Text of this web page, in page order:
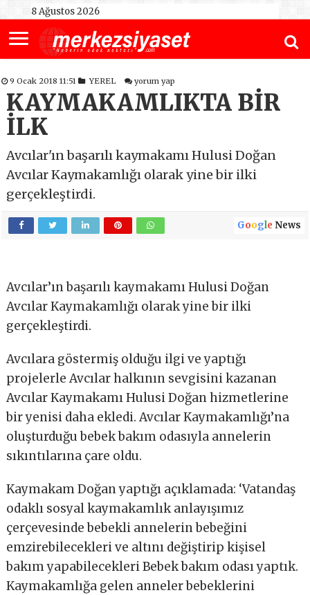
8 Ağustos 2026
9 Ocak 2018 11:51 YEREL yorum yap
KAYMAKAMLIKTA BİR
İLK
Avcılar'ın başarılı kaymakamı Hulusi Doğan
Avcılar Kaymakamlığı olarak yine bir ilki
gerçekleştirdi.
Google News
Avcılar’ın başarılı kaymakamı Hulusi Doğan
Avcılar Kaymakamlığı olarak yine bir ilki
gerçekleştirdi.
Avcılara göstermiş olduğu ilgi ve yaptığı
projelerle Avcılar halkının sevgisini kazanan
Avcılar Kaymakamı Hulusi Doğan hizmetlerine
bir yenisi daha ekledi. Avcılar Kaymakamlığı’na
oluşturduğu bebek bakım odasıyla annelerin
sıkıntılarına çare oldu.
Kaymakam Doğan yaptığı açıklamada: ‘Vatandaş
odaklı sosyal kaymakamlık anlayışımız
çerçevesinde bebekli annelerin bebeğini
emzirebilecekleri ve altını değiştirip kişisel
bakım yapabilecekleri Bebek bakım odası yaptık.
Kaymakamlığa gelen anneler bebeklerini